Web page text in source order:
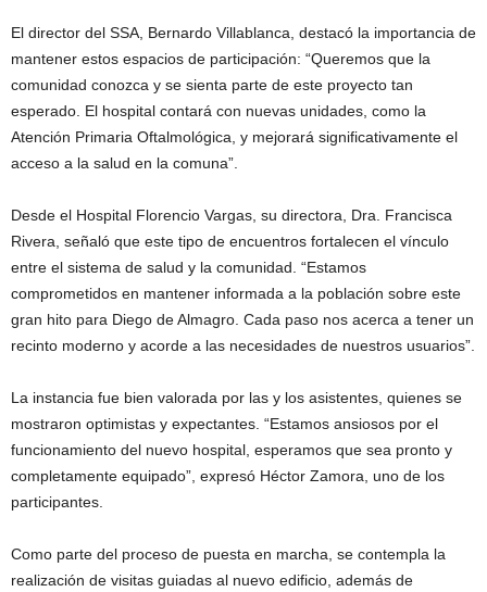
El director del SSA, Bernardo Villablanca, destacó la importancia de
mantener estos espacios de participación: “Queremos que la
comunidad conozca y se sienta parte de este proyecto tan
esperado. El hospital contará con nuevas unidades, como la
Atención Primaria Oftalmológica, y mejorará significativamente el
acceso a la salud en la comuna”.
Desde el Hospital Florencio Vargas, su directora, Dra. Francisca
Rivera, señaló que este tipo de encuentros fortalecen el vínculo
entre el sistema de salud y la comunidad. “Estamos
comprometidos en mantener informada a la población sobre este
gran hito para Diego de Almagro. Cada paso nos acerca a tener un
recinto moderno y acorde a las necesidades de nuestros usuarios”.
La instancia fue bien valorada por las y los asistentes, quienes se
mostraron optimistas y expectantes. “Estamos ansiosos por el
funcionamiento del nuevo hospital, esperamos que sea pronto y
completamente equipado”, expresó Héctor Zamora, uno de los
participantes.
Como parte del proceso de puesta en marcha, se contempla la
realización de visitas guiadas al nuevo edificio, además de